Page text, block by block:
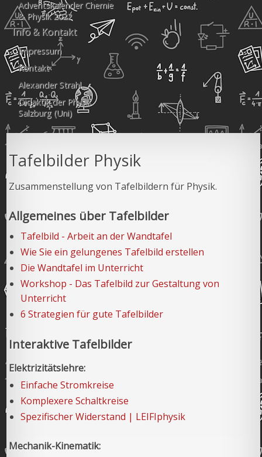
Adventskalender Chemie
& Physik 2022
Info & Kontakt
Impressum
Kontakt
Alexander Strahl
Didaktik der Physik
Salzburg (Uni)
Tafelbilder Physik
Zusammenstellung von Tafelbildern für Physik.
Allgemeines über Tafelbilder
Tafelbild - Arbeit an der Wandtafel
Wie Sie ein gelungenes Tafelbild erstellen
Die Wandtafel im Unterricht
Workshop - Das Tafelbild zur Gestaltung von
Unterricht
6 Strategien für gute Tafelbilder
Interaktive Tafelbilder
Elektrizitätslehre:
Einfache Stromkreise
Komplexere Schaltkreise
Spezifischer Widerstand | LEIFIphysik
Mechanik-Kinematik: